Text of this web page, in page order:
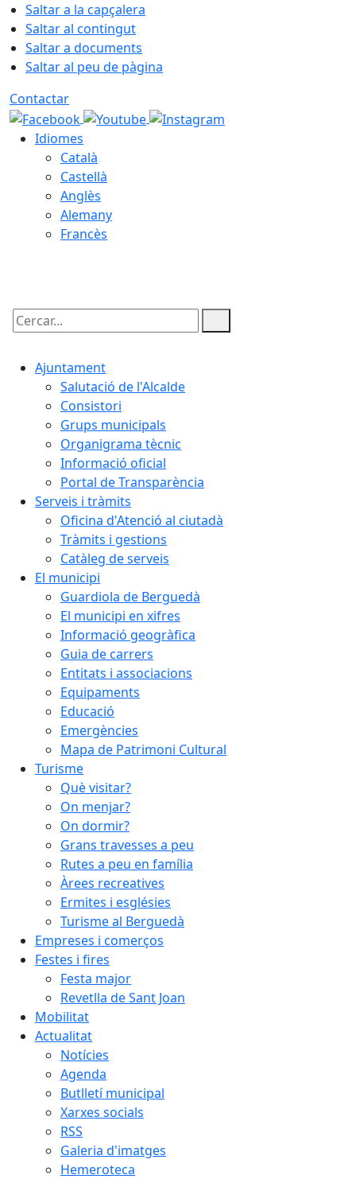
Saltar a la capçalera
Saltar al contingut
Saltar a documents
Saltar al peu de pàgina
Contactar
Idiomes
Català
Castellà
Anglès
Alemany
Francès
Cercar:
Ajuntament
Salutació de l'Alcalde
Consistori
Grups municipals
Organigrama tècnic
Informació oficial
Portal de Transparència
Serveis i tràmits
Oficina d'Atenció al ciutadà
Tràmits i gestions
Catàleg de serveis
El municipi
Guardiola de Berguedà
El municipi en xifres
Informació geogràfica
Guia de carrers
Entitats i associacions
Equipaments
Educació
Emergències
Mapa de Patrimoni Cultural
Turisme
Què visitar?
On menjar?
On dormir?
Grans travesses a peu
Rutes a peu en família
Àrees recreatives
Ermites i esglésies
Turisme al Berguedà
Empreses i comerços
Festes i fires
Festa major
Revetlla de Sant Joan
Mobilitat
Actualitat
Notícies
Agenda
Butlletí municipal
Xarxes socials
RSS
Galeria d'imatges
Hemeroteca